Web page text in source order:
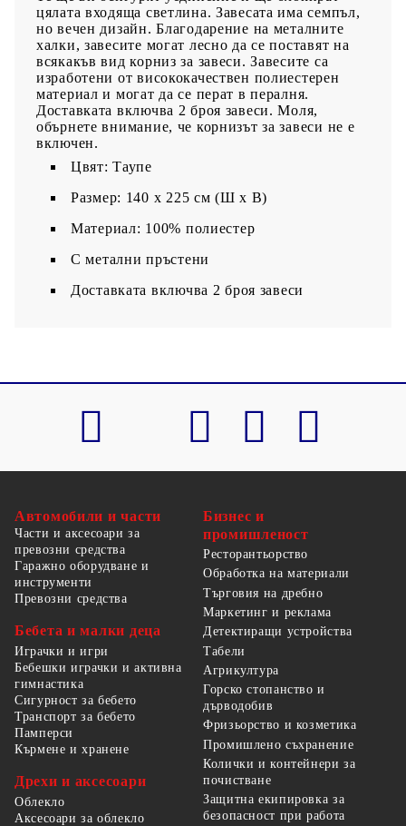
цялата входяща светлина. Завесата има семпъл,
но вечен дизайн. Благодарение на металните
халки, завесите могат лесно да се поставят на
всякакъв вид корниз за завеси. Завесите са
изработени от висококачествен полиестерен
материал и могат да се перат в пералня.
Доставката включва 2 броя завеси. Моля,
обърнете внимание, че корнизът за завеси не е
включен.
Цвят: Таупе
Размер: 140 х 225 cм (Ш х В)
Материал: 100% полиестер
С метални пръстени
Доставката включва 2 броя завеси
Автомобили и части
Части и аксесоари за
превозни средства
Гаражно оборудване и
инструменти
Превозни средства
Бебета и малки деца
Играчки и игри
Бебешки играчки и активна
гимнастика
Сигурност за бебето
Транспорт за бебето
Памперси
Кърмене и хранене
Дрехи и аксесоари
Облекло
Аксесоари за облекло
Бизнес и
промишленост
Ресторантьорство
Обработка на материали
Търговия на дребно
Маркетинг и реклама
Детектиращи устройства
Табели
Агрикултура
Горско стопанство и
дърводобив
Фризьорство и козметика
Промишлено съхранение
Колички и контейнери за
почистване
Защитна екипировка за
безопасност при работа